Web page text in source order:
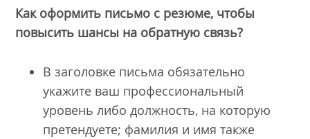
Как оформить письмо с резюме, чтобы
повысить шансы на обратную связь?
В заголовке письма обязательно
укажите ваш профессиональный
уровень либо должность, на которую
претендуете; фамилия и имя также